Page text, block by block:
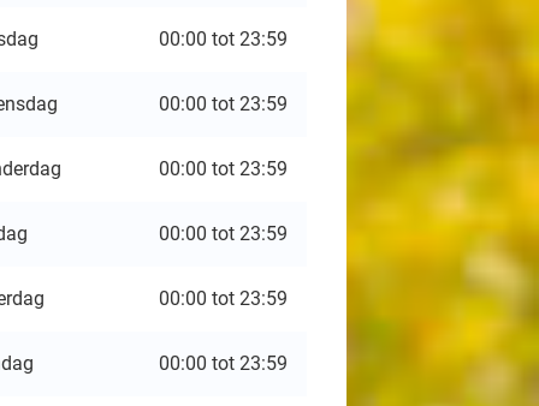
00:00 tot 23:59
00:00 tot 23:59
00:00 tot 23:59
00:00 tot 23:59
00:00 tot 23:59
00:00 tot 23:59